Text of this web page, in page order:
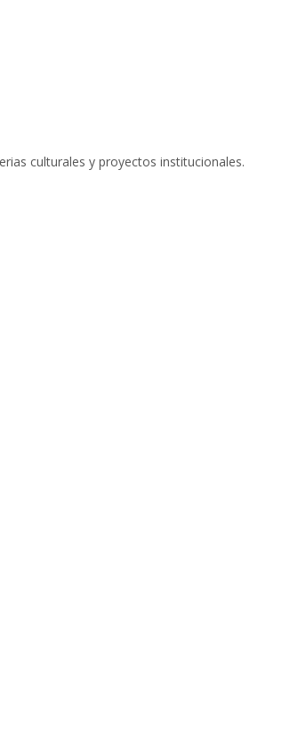
culturales y proyectos institucionales.